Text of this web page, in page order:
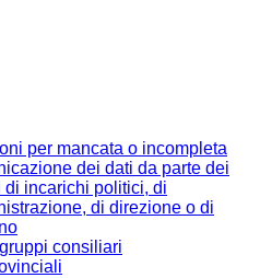
per mancata o incompleta
dei dati da parte dei
di incarichi politici, di
di direzione o di
consiliari